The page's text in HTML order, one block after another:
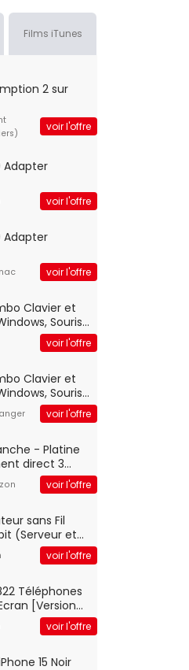
Films iTunes
2 sur
voir l'offre
Adapter
voir l'offre
Adapter
voir l'offre
Clavier et
Souris
USB Plug
Taillevoir l'offre
Clavier et
Souris
USB Plug
Taillevoir l'offre
- Platine
direct 3
trs/min) avec
port USBvoir l'offre
sans Fil
(Serveur et
Mode Point
voir l'offre
Téléphones
[Version
voir l'offre
15 Noir